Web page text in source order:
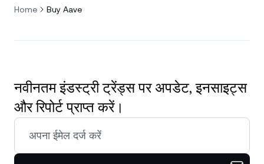
Home Buy Aave
नवीनतम इंडस्ट्री ट्रेंड्स पर अपडेट, इनसाइट्स
और रिपोर्ट प्राप्त करें।